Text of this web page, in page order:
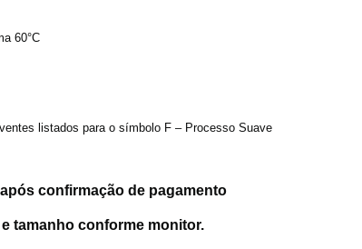
60°C
listados para o símbolo F – Processo Suave
confirmação de pagamento
tamanho conforme monitor.